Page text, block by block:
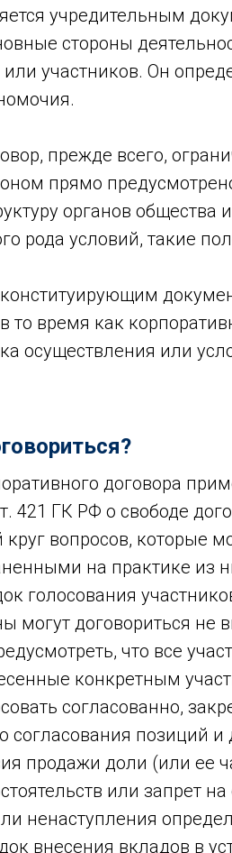
учредительным
стороны
участников. Он
прежде всего,
прямо
органов общества
рода условий, такие
конституирующим
то время как
осуществления или
договора
421 ГК РФ о свободе
вопросов, которые
на практике из
голосования
могут договориться не
что все
конкретным
согласованно,
согласования позиций
продажи доли (или ее
или запрет
ненаступления
внесения вкладов в